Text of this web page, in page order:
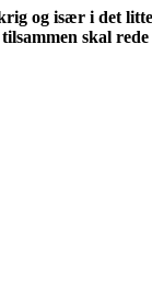
og især i det
skal